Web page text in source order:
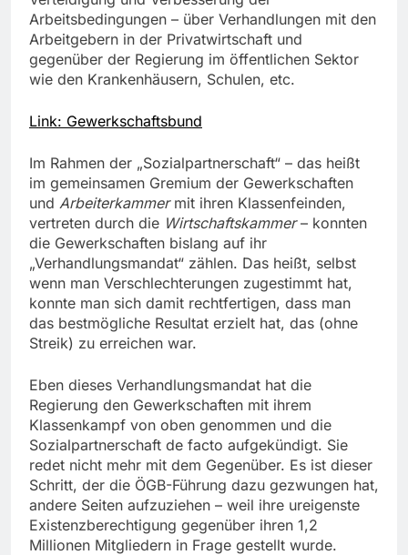
Arbeitsbedingungen – über Verhandlungen mit den
Arbeitgebern in der Privatwirtschaft und
gegenüber der Regierung im öffentlichen Sektor
wie den Krankenhäusern, Schulen, etc.
Link: Gewerkschaftsbund
Im Rahmen der „Sozialpartnerschaft“ – das heißt
im gemeinsamen Gremium der Gewerkschaften
und Arbeiterkammermit ihren Klassenfeinden,
vertreten durch die Wirtschaftskammer– konnten
die Gewerkschaften bislang auf ihr
„Verhandlungsmandat“ zählen. Das heißt, selbst
wenn man Verschlechterungen zugestimmt hat,
konnte man sich damit rechtfertigen, dass man
das bestmögliche Resultat erzielt hat, das (ohne
Streik) zu erreichen war.
Eben dieses Verhandlungsmandat hat die
Regierung den Gewerkschaften mit ihrem
Klassenkampf von oben genommen und die
Sozialpartnerschaft de facto aufgekündigt. Sie
redet nicht mehr mit dem Gegenüber. Es ist dieser
Schritt, der die ÖGB-Führung dazu gezwungen hat,
andere Seiten aufzuziehen – weil ihre ureigenste
Existenzberechtigung gegenüber ihren 1,2
Millionen Mitgliedern in Frage gestellt wurde.